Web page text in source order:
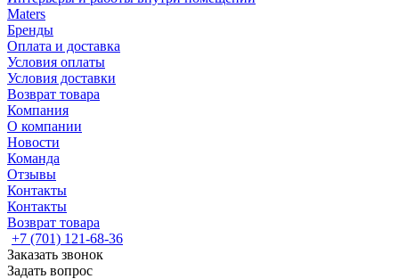
Maters
Бренды
Оплата и доставка
Условия оплаты
Условия доставки
Возврат товара
Компания
О компании
Новости
Команда
Отзывы
Контакты
Контакты
Возврат товара
+7 (701) 121-68-36
Заказать звонок
Задать вопрос